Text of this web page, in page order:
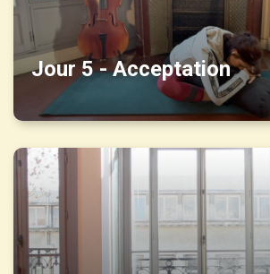
Jour 5 - Acceptation